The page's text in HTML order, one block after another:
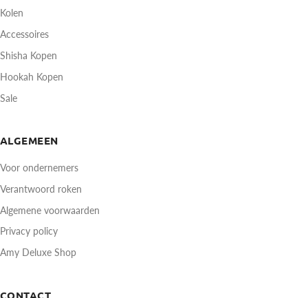
Kolen
Accessoires
Shisha Kopen
Hookah Kopen
Sale
ALGEMEEN
Voor ondernemers
Verantwoord roken
Algemene voorwaarden
Privacy policy
Amy Deluxe Shop
CONTACT